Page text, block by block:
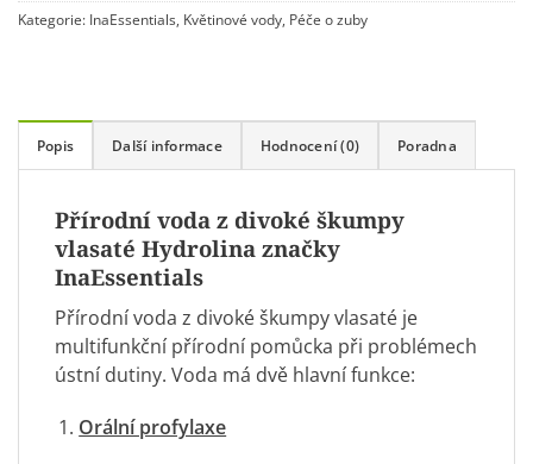
Kategorie: InaEssentials, Květinové vody, Péče o zuby
Popis Další informace Hodnocení (0) Poradna
Přírodní voda z divoké škumpy
vlasaté Hydrolina značky
InaEssentials
Přírodní voda z divoké škumpy vlasaté je
multifunkční přírodní pomůcka při problémech
ústní dutiny. Voda má dvě hlavní funkce:
Orální profylaxe